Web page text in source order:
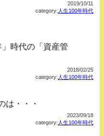
2019/10/11
category: 人生100年時代
」時代の「資産管
2018/02/25
category: 人生100年時代
は・・・
2023/09/18
category: 人生100年時代